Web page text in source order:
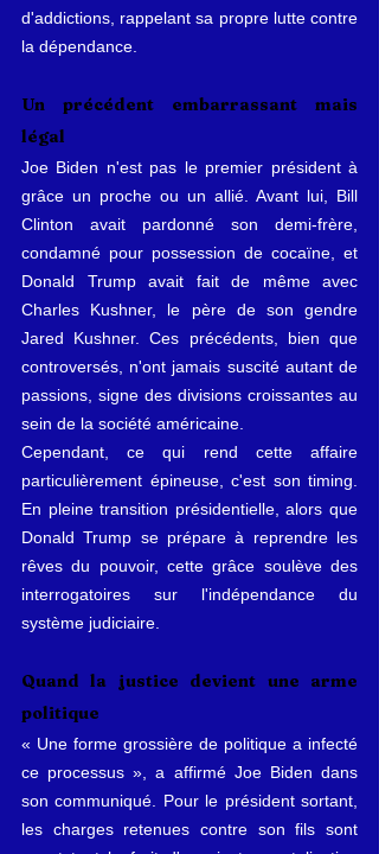
d'addictions, rappelant sa propre lutte contre
la dépendance.
Un précédent embarrassant mais
légal
Joe Biden n'est pas le premier président à
grâce un proche ou un allié. Avant lui, Bill
Clinton avait pardonné son demi-frère,
condamné pour possession de cocaïne, et
Donald Trump avait fait de même avec
Charles Kushner, le père de son gendre
Jared Kushner. Ces précédents, bien que
controversés, n'ont jamais suscité autant de
passions, signe des divisions croissantes au
sein de la société américaine.
Cependant, ce qui rend cette affaire
particulièrement épineuse, c'est son timing.
En pleine transition présidentielle, alors que
Donald Trump se prépare à reprendre les
rêves du pouvoir, cette grâce soulève des
interrogatoires sur l'indépendance du
système judiciaire.
Quand la justice devient une arme
politique
« Une forme grossière de politique a infecté
ce processus », a affirmé Joe Biden dans
son communiqué. Pour le président sortant,
les charges retenues contre son fils sont